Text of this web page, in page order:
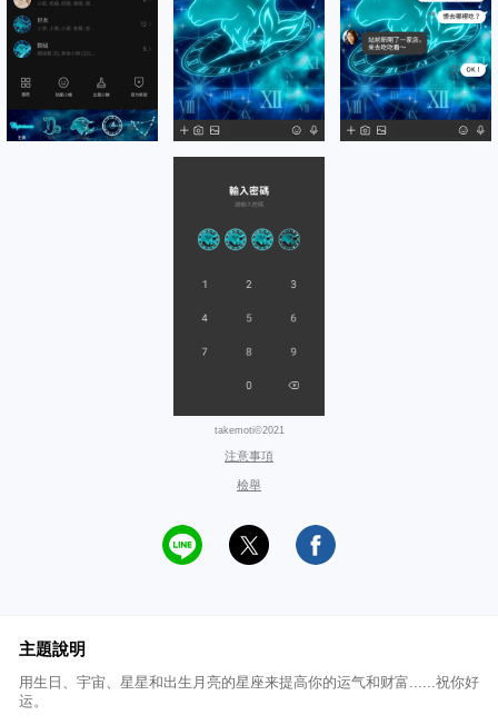
takemoti©2021
注意事項
檢舉
主題說明
用生日、宇宙、星星和出生月亮的星座来提高你的运气和财富......祝你好
运。